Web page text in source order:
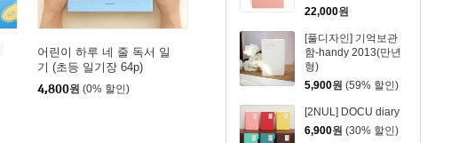
22,000원
[풀디자인] 기억보관
함-handy 2013(만년
형)
5,900원 (59% 할인)
[2NUL] DOCU diary
6,900원 (30% 할인)
어린이 하루 네 줄 독서 일
기 (초등 일기장 64p)
4,800원 (0% 할인)